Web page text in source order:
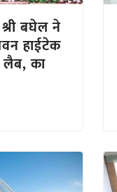
बघेल ने
हाईटेक
लैब, का